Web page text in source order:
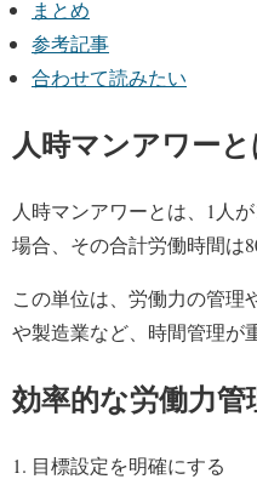
まとめ
参考記事
合わせて読みたい
人時マンアワーと
人時マンアワーとは、1人
場合、その合計労働時間は
この単位は、労働力の管理
や製造業など、時間管理が
効率的な労働力
1. 目標設定を明確にする